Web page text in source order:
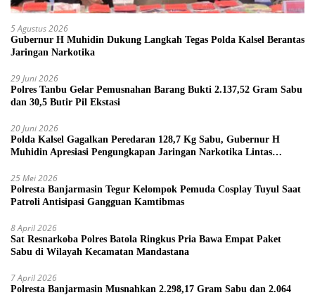
5 Agustus 2026
Gubernur H Muhidin Dukung Langkah Tegas Polda Kalsel Berantas
Jaringan Narkotika
29 Juni 2026
Polres Tanbu Gelar Pemusnahan Barang Bukti 2.137,52 Gram Sabu
dan 30,5 Butir Pil Ekstasi
20 Juni 2026
Polda Kalsel Gagalkan Peredaran 128,7 Kg Sabu, Gubernur H
Muhidin Apresiasi Pengungkapan Jaringan Narkotika Lintas
25 Mei 2026
Polresta Banjarmasin Tegur Kelompok Pemuda Cosplay Tuyul Saat
Patroli Antisipasi Gangguan Kamtibmas
8 April 2026
Sat Resnarkoba Polres Batola Ringkus Pria Bawa Empat Paket
Sabu di Wilayah Kecamatan Mandastana
7 April 2026
Polresta Banjarmasin Musnahkan 2.298,17 Gram Sabu dan 2.064